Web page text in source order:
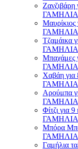
ΓΑΜΗΛΙΑ
ΓΑΜΗΛΙΑ
Τζαμάικα
ΓΑΜΗΛΙΑ
Μπαχάμες
ΓΑΜΗΛΙΑ
Χαβάη
ΓΑΜΗΛΙΑ
Αρούμπα
ΓΑΜΗΛΙΑ
Φίτζι για
ΓΑΜΗΛΙΑ
Μπόρα
ΓΑΜΗΛΙΑ
Γαμήλια